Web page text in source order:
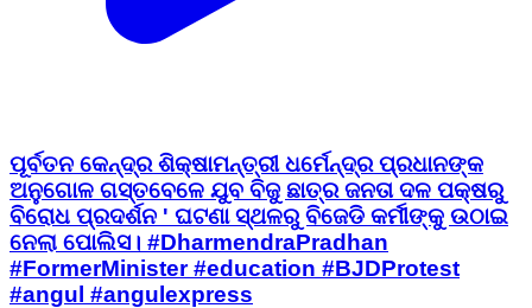
ପୂର୍ବତନ କେନ୍ଦ୍ର ଶିକ୍ଷାମନ୍ତ୍ରୀ ଧର୍ମେନ୍ଦ୍ର ପ୍ରଧାନଙ୍କ
ଅନୁଗୋଳ ଗସ୍ତବେଳେ ଯୁବ ବିଜୁ ଛାତ୍ର ଜନତା ଦଳ ପକ୍ଷରୁ
ବିରୋଧ ପ୍ରଦର୍ଶନ ' ଘଟଣା ସ୍ଥଳରୁ ବିଜେଡି କର୍ମୀଙ୍କୁ ଉଠାଇ
ନେଲା ପୋଲିସ। #DharmendraPradhan
#FormerMinister #education #BJDProtest
#angul #angulexpress